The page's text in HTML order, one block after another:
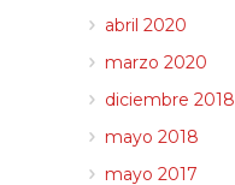
abril 2020
marzo 2020
diciembre 2018
mayo 2018
mayo 2017